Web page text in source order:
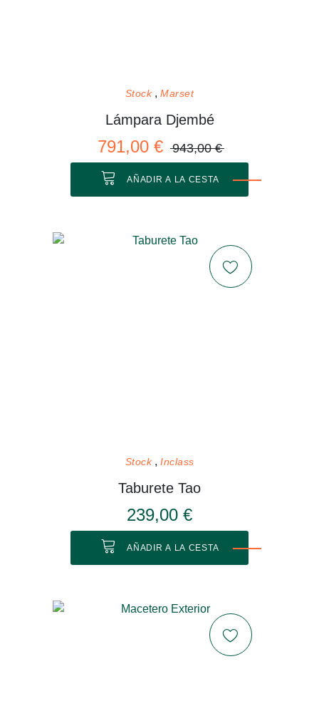
Stock Marset
Lámpara Djembé
791,00 € 943,00 €
AÑADIR A LA CESTA
Stock Inclass
Taburete Tao
239,00 €
AÑADIR A LA CESTA